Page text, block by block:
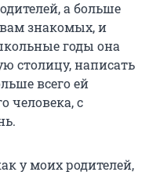
а больше
знакомых, и
годы она
столицу, написать
всего ей
человека, с
у моих родителей,